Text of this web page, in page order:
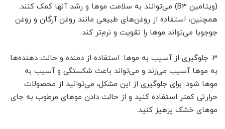
(ویتامین B3) می‌توانند به سلامت موها و رشد آنها کمک کنند.
همچنین، استفاده از روغن‌های طبیعی مانند روغن آرگان و روغن
جوجوبا می‌تواند موها را تقویت و نرم‌تر کند.
۳. جلوگیری از آسیب به موها: استفاده از دمنده و حالت دهنده‌ها
به موها آسیب می‌زند و می‌تواند باعث شکستگی و آسیب به
موها شود. برای جلوگیری از این مشکل، می‌توانید از محصولات
حرارتی کمتر استفاده کنید و از حالت دادن موهای مرطوب به جای
موهای خشک پرهیز کنید.